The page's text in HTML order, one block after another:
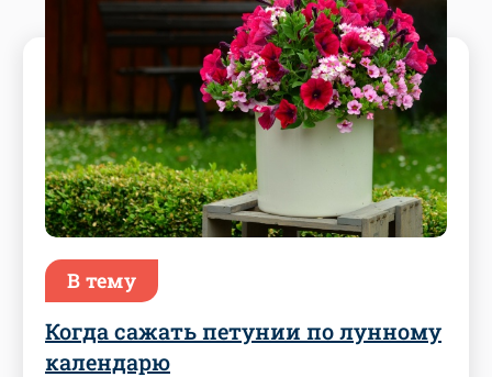
В тему
Когда сажать петунии по лунному
календарю